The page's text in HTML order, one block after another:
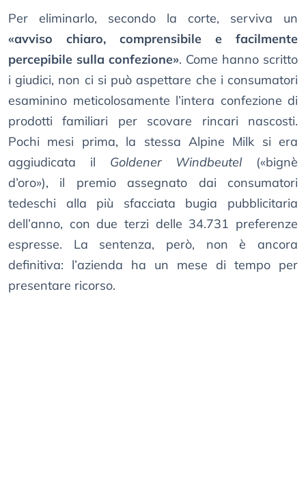
Per eliminarlo, secondo la corte, serviva un
«avviso chiaro, comprensibile e facilmente
percepibile sulla confezione». Come hanno scritto
i giudici, non ci si può aspettare che i consumatori
esaminino meticolosamente l’intera confezione di
prodotti familiari per scovare rincari nascosti.
Pochi mesi prima, la stessa Alpine Milk si era
aggiudicata il Goldener Windbeutel(«bignè
d’oro»), il premio assegnato dai consumatori
tedeschi alla più sfacciata bugia pubblicitaria
dell’anno, con due terzi delle 34.731 preferenze
espresse. La sentenza, però, non è ancora
definitiva: l’azienda ha un mese di tempo per
presentare ricorso.